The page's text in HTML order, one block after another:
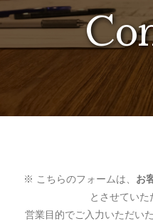
※ こちらのフォームは、 お
とさせていた
営業目的でご入力いただい